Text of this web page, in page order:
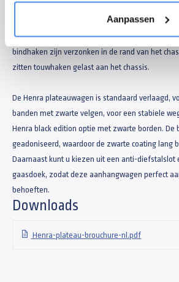
Aanpassen
sterke chassis bestaat uit veel dwarskokers voor
ondersteuning van de laadvloer. De soepele en
geïntegreerd in de aluminium borden van de
bindhaken zijn verzonken in de rand van het
zitten touwhaken gelast aan het chassis.
De Henra plateauwagen is standaard verlaagd,
banden met zwarte velgen, voor een stabiele
Henra black edition optie met zwarte borden. De
geadoniseerd, waardoor de zwarte coating lang
Daarnaast kunt u kiezen uit een anti-diefstalslot
gaasdoek, zodat deze aanhangwagen perfect
behoeften.
Downloads
Henra-plateau-brouchure-nl.pdf